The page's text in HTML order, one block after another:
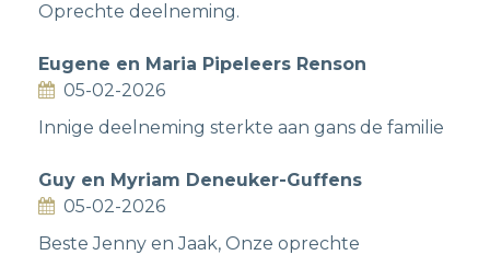
Oprechte deelneming.
Eugene en Maria Pipeleers Renson
05-02-2026
Innige deelneming sterkte aan gans de familie
Guy en Myriam Deneuker-Guffens
05-02-2026
Beste Jenny en Jaak, Onze oprechte